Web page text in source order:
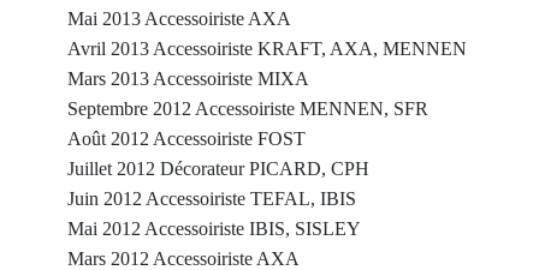
Mai 2013 Accessoiriste AXA
Avril 2013 Accessoiriste KRAFT, AXA, MENNEN
Mars 2013 Accessoiriste MIXA
Septembre 2012 Accessoiriste MENNEN, SFR
Août 2012 Accessoiriste FOST
Juillet 2012 Décorateur PICARD, CPH
Juin 2012 Accessoiriste TEFAL, IBIS
Mai 2012 Accessoiriste IBIS, SISLEY
Mars 2012 Accessoiriste AXA